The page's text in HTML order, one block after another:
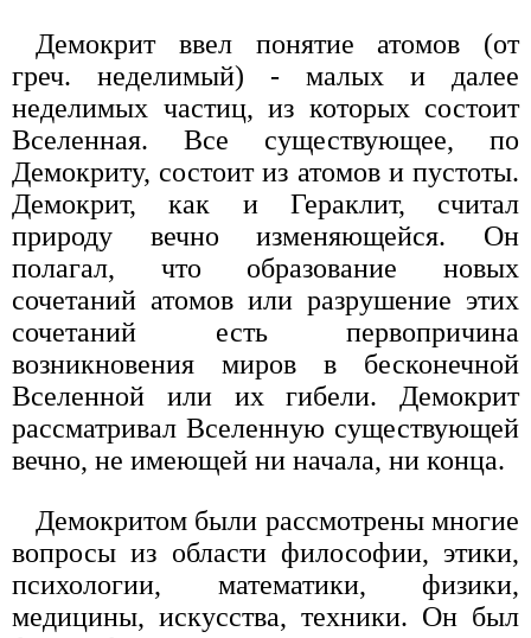
Демокрит ввел понятие атомов (от
греч. неделимый) - малых и далее
неделимых частиц, из которых состоит
Вселенная. Все существующее, по
Демокриту, состоит из атомов и пустоты.
Демокрит, как и Гераклит, считал
природу вечно изменяющейся. Он
полагал, что образование новых
сочетаний атомов или разрушение этих
сочетаний есть первопричина
возникновения миров в бесконечной
Вселенной или их гибели. Демокрит
рассматривал Вселенную существующей
вечно, не имеющей ни начала, ни конца.
Демокритом были рассмотрены многие
вопросы из области философии, этики,
психологии, математики, физики,
медицины, искусства, техники. Он был